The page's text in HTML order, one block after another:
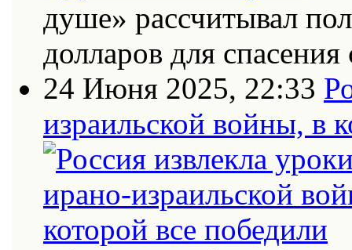
душе» рассчитывал
долларов для спасения
24 Июня 2025, 22:33
израильской войны, в